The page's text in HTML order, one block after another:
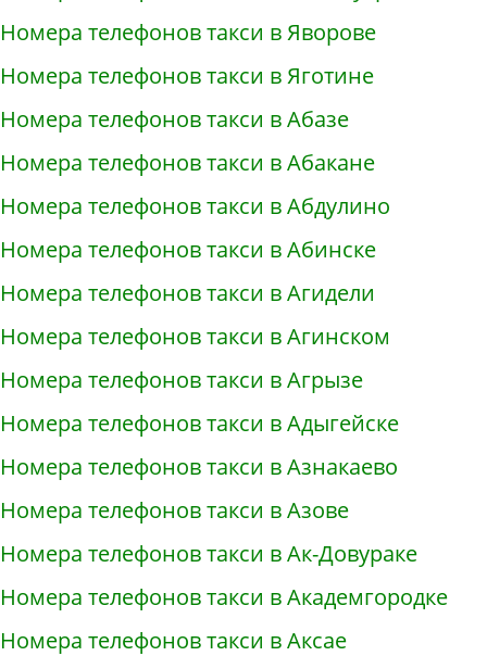
Номера телефонов такси в Яворове
Номера телефонов такси в Яготине
Номера телефонов такси в Абазе
Номера телефонов такси в Абакане
Номера телефонов такси в Абдулино
Номера телефонов такси в Абинске
Номера телефонов такси в Агидели
Номера телефонов такси в Агинском
Номера телефонов такси в Агрызе
Номера телефонов такси в Адыгейске
Номера телефонов такси в Азнакаево
Номера телефонов такси в Азове
Номера телефонов такси в Ак-Довураке
Номера телефонов такси в Академгородке
Номера телефонов такси в Аксае